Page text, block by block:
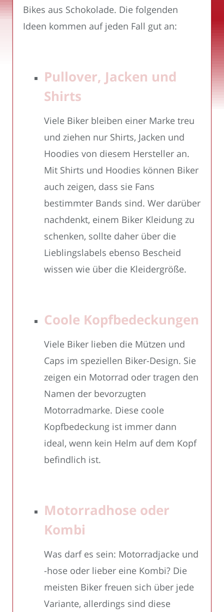
Bikes aus Schokolade. Die folgenden
Ideen kommen auf jeden Fall gut an:
Pullover, Jacken und
Shirts
Viele Biker bleiben einer Marke treu
und ziehen nur Shirts, Jacken und
Hoodies von diesem Hersteller an.
Mit Shirts und Hoodies können Biker
auch zeigen, dass sie Fans
bestimmter Bands sind. Wer darüber
nachdenkt, einem Biker Kleidung zu
schenken, sollte daher über die
Lieblingslabels ebenso Bescheid
wissen wie über die Kleidergröße.
Coole Kopfbedeckungen
Viele Biker lieben die Mützen und
Caps im speziellen Biker-Design. Sie
zeigen ein Motorrad oder tragen den
Namen der bevorzugten
Motorradmarke. Diese coole
Kopfbedeckung ist immer dann
ideal, wenn kein Helm auf dem Kopf
befindlich ist.
Motorradhose oder
Kombi
Was darf es sein: Motorradjacke und
-hose oder lieber eine Kombi? Die
meisten Biker freuen sich über jede
Variante, allerdings sind diese